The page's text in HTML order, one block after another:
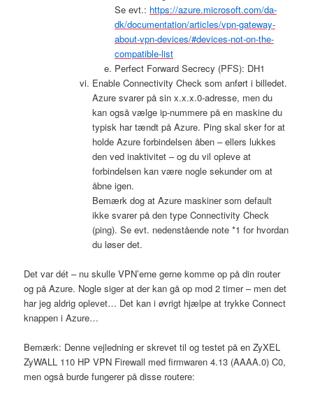
Se evt.: https://azure.microsoft.com/da-
dk/documentation/articles/vpn-gateway-
about-vpn-devices/#devices-not-on-the-
compatible-list
Perfect Forward Secrecy (PFS): DH1
Enable Connectivity Check som anført i billedet.
Azure svarer på sin x.x.x.0-adresse, men du
kan også vælge ip-nummere på en maskine du
typisk har tændt på Azure. Ping skal sker for at
holde Azure forbindelsen åben – ellers lukkes
den ved inaktivitet – og du vil opleve at
forbindelsen kan være nogle sekunder om at
åbne igen.
Bemærk dog at Azure maskiner som default
ikke svarer på den type Connectivity Check
(ping). Se evt. nedenstående note *1 for hvordan
du løser det.
Det var dét – nu skulle VPN’erne gerne komme op på din router
og på Azure. Nogle siger at der kan gå op mod 2 timer – men det
har jeg aldrig oplevet… Det kan i øvrigt hjælpe at trykke Connect
knappen i Azure…
Bemærk: Denne vejledning er skrevet til og testet på en ZyXEL
ZyWALL 110 HP VPN Firewall med firmwaren 4.13 (AAAA.0) C0,
men også burde fungerer på disse routere: